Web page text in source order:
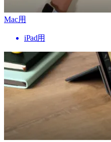
Mac用
iPad用